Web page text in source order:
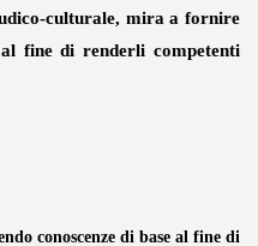
culturale, mira a fornire
fine di renderli competenti
conoscenze di base al fine di